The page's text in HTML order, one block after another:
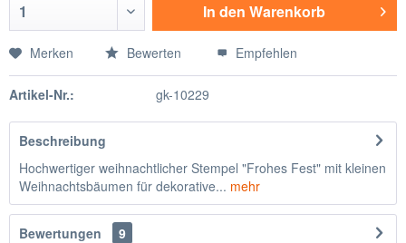
In den Warenkorb
Merken Bewerten Empfehlen
Artikel-Nr.: gk-10229
Beschreibung
Hochwertiger weihnachtlicher Stempel "Frohes Fest" mit kleinen
Weihnachtsbäumen für dekorative... mehr
Bewertungen
9